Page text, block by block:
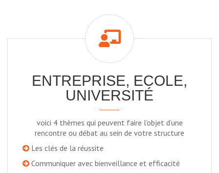
ENTREPRISE, ECOLE,
UNIVERSITÉ
voici 4 thèmes qui peuvent faire l’objet d’une
rencontre ou débat au sein de votre structure
Les clés de la réussite
Communiquer avec bienveillance et efficacité